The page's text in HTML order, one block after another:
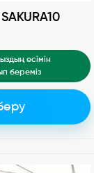
есімін
береміз